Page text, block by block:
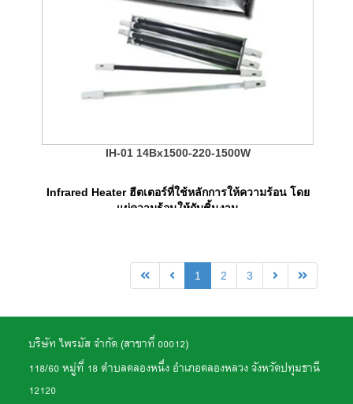
IH-01 14Bx1500-220-1500W
Infrared Heater ฮีตเตอร์ที่ใช้หลักการให้ความร้อน โดย
แผ่ความร้อนให้กับชิ้นงาน
1 2 3
บริษัท ไพรมัส จำกัด (สาขาที่ 00012)
118/60 หมู่ที่ 18 ตำบลคลองหนึ่ง อำเภอคลองหลวง จังหวัดปทุมธานี
12120